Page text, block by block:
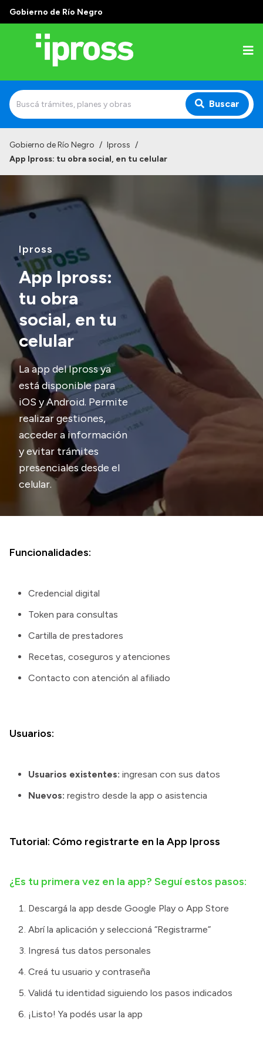
Gobierno de Río Negro
Buscar
¿Qué es IPROSS?
Autoridades
Consultorios Propios
Presentación CV
Transparencia
Inversión en Salud
Licitaciones
Consulta de expedientes
Gobierno de Río Negro / Ipross /
App Ipross: tu obra social, en tu celular
Ipross
App Ipross:
tu obra
social, en tu
celular
La app del Ipross ya
está disponible para
iOS y Android. Permite
realizar gestiones,
acceder a información
y evitar trámites
presenciales desde el
celular.
Funcionalidades:
Credencial digital
Token para consultas
Cartilla de prestadores
Recetas, coseguros y atenciones
Contacto con atención al afiliado
Usuarios:
Usuarios existentes: ingresan con sus datos
Nuevos: registro desde la app o asistencia
Tutorial: Cómo registrarte en la App Ipross
¿Es tu primera vez en la app? Seguí estos pasos:
Descargá la app desde Google Play o App Store
Abrí la aplicación y seleccioná “Registrarme”
Ingresá tus datos personales
Creá tu usuario y contraseña
Validá tu identidad siguiendo los pasos indicados
¡Listo! Ya podés usar la app